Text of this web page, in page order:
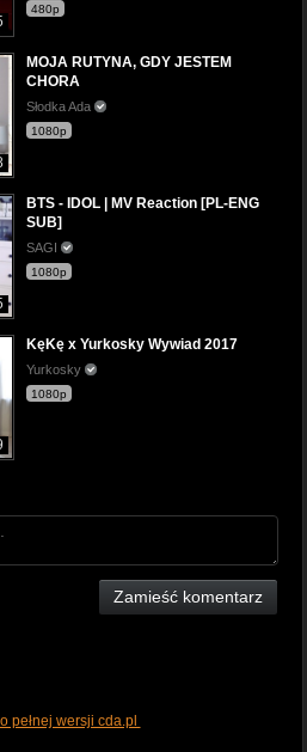
480p
MOJA RUTYNA, GDY JESTEM
CHORA
Słodka Ada
1080p
BTS - IDOL | MV Reaction [PL-ENG
SUB]
SAGI
1080p
KęKę x Yurkosky Wywiad 2017
Yurkosky
1080p
Zamieść komentarz
pełnej wersji cda.pl